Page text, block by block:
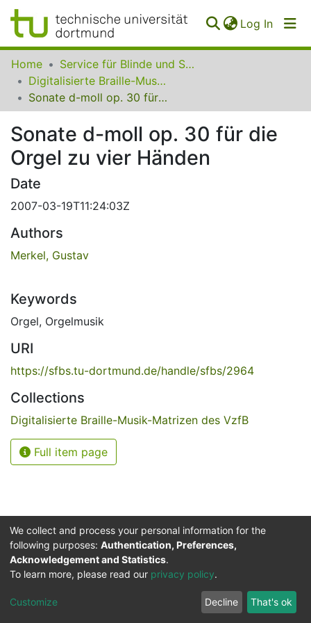
Log In
Communities
Collections
FAQ
Home
Service für Blinde und Sehbehinderte der UB Dortmund
Digitalisierte Braille-Musik-Matrizen des VzfB
Sonate d-moll op. 30 für die Orgel zu vier Händen
Sonate d-moll op. 30 für die
Orgel zu vier Händen
Date
2007-03-19T11:24:03Z
Authors
Merkel, Gustav
Keywords
Orgel, Orgelmusik
URI
https://sfbs.tu-dortmund.de/handle/sfbs/2964
Collections
Digitalisierte Braille-Musik-Matrizen des VzfB
Full item page
Service for the Blind and Visually Impaired
ITMC
Cookie
Privacy
policy
Feedback
We collect and process your personal information for the
following purposes: Authentication, Preferences,
Acknowledgement and Statistics.
To learn more, please read our privacy policy.
Customize Decline That's ok